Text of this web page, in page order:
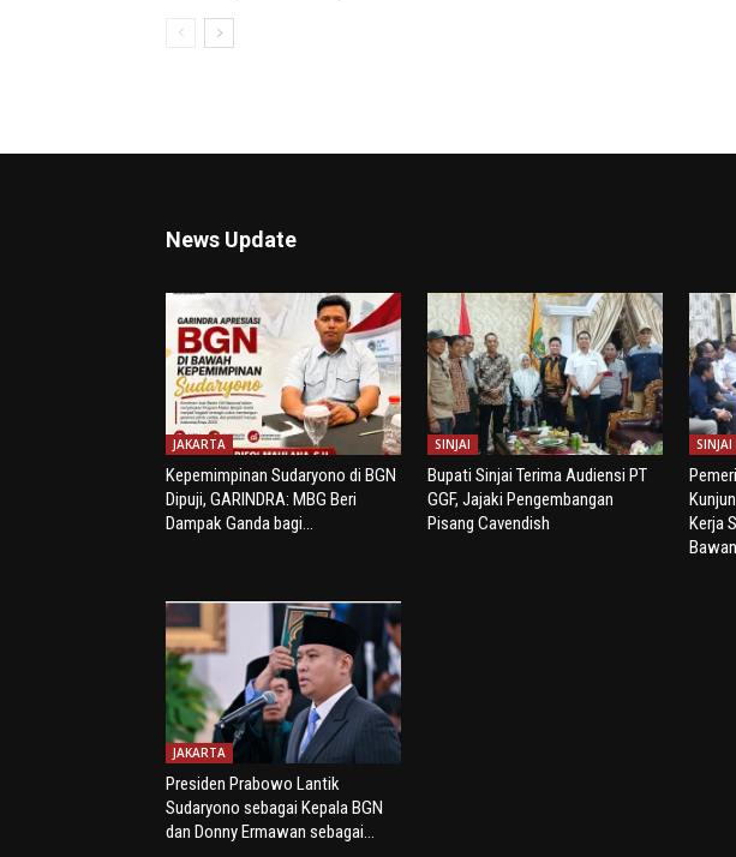
News Update
JAKARTA
Kepemimpinan Sudaryono di BGN
Dipuji, GARINDRA: MBG Beri
Dampak Ganda bagi...
SINJAI
Bupati Sinjai Terima Audiensi PT
GGF, Jajaki Pengembangan
Pisang Cavendish
SINJAI
Kerja
JAKARTA
Presiden Prabowo Lantik
Sudaryono sebagai Kepala BGN
dan Donny Ermawan sebagai...